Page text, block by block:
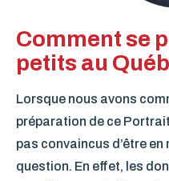
Comment se
petits au
Lorsque nous avons
préparation de ce Portrait
pas convaincus d’être
question. En effet, les